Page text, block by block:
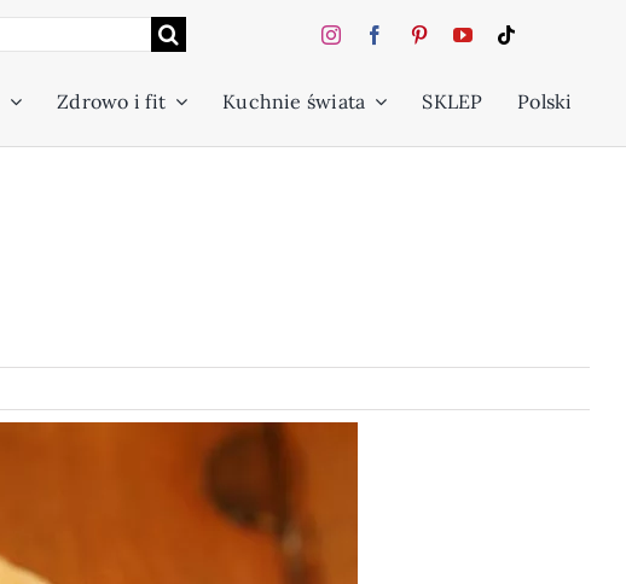
Zdrowo i fit Kuchnie świata SKLEP Polski